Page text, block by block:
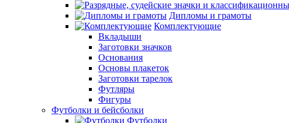
Дипломы и грамоты
Комплектующие
Вкладыши
Заготовки значков
Основания
Основы плакеток
Заготовки тарелок
Футляры
Фигуры
Футболки и бейсболки
Футболки